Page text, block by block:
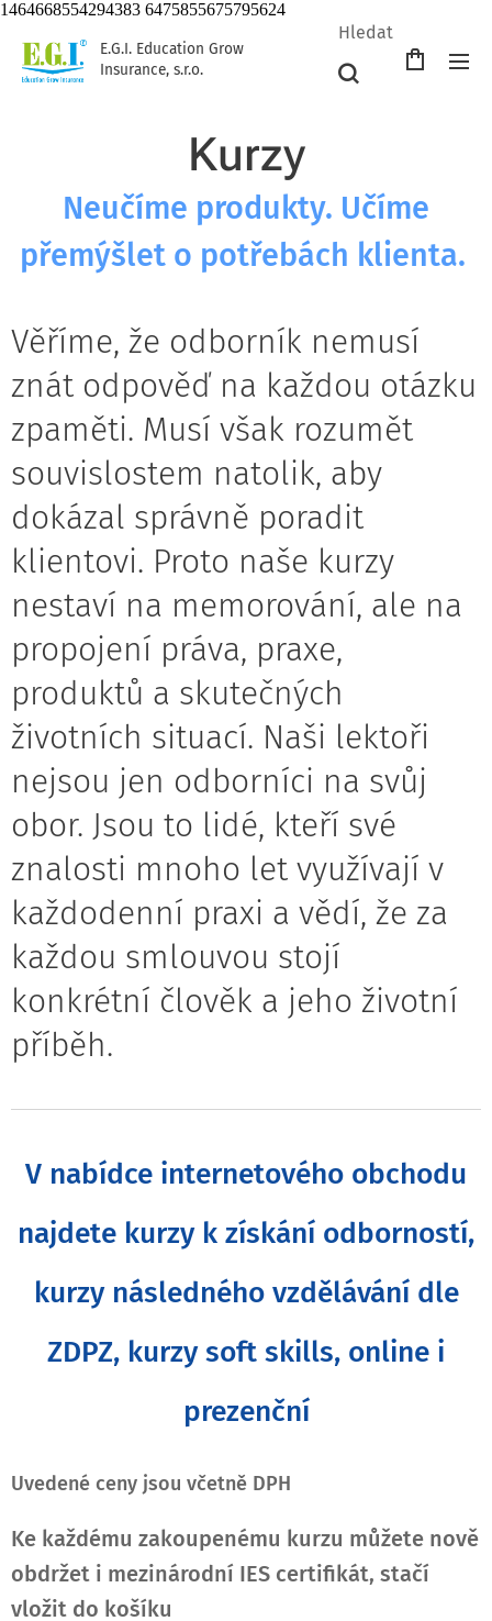
1464668554294383 6475855675795624
E.G.I. Education Grow
Insurance, s.r.o.
Hledat
Kurzy
Neučíme produkty. Učíme
přemýšlet o potřebách klienta.
Věříme, že odborník nemusí
znát odpověď na každou otázku
zpaměti. Musí však rozumět
souvislostem natolik, aby
dokázal správně poradit
klientovi. Proto naše kurzy
nestaví na memorování, ale na
propojení práva, praxe,
produktů a skutečných
životních situací. Naši lektoři
nejsou jen odborníci na svůj
obor. Jsou to lidé, kteří své
znalosti mnoho let využívají v
každodenní praxi a vědí, že za
každou smlouvou stojí
konkrétní člověk a jeho životní
příběh.
V nabídce internetového obchodu
najdete kurzy k získání odborností,
kurzy následného vzdělávání dle
ZDPZ, kurzy soft skills, online i
prezenční
Uvedené ceny jsou včetně DPH
Ke každému zakoupenému kurzu můžete nově
obdržet i mezinárodní IES certifikát, stačí
vložit do košíku